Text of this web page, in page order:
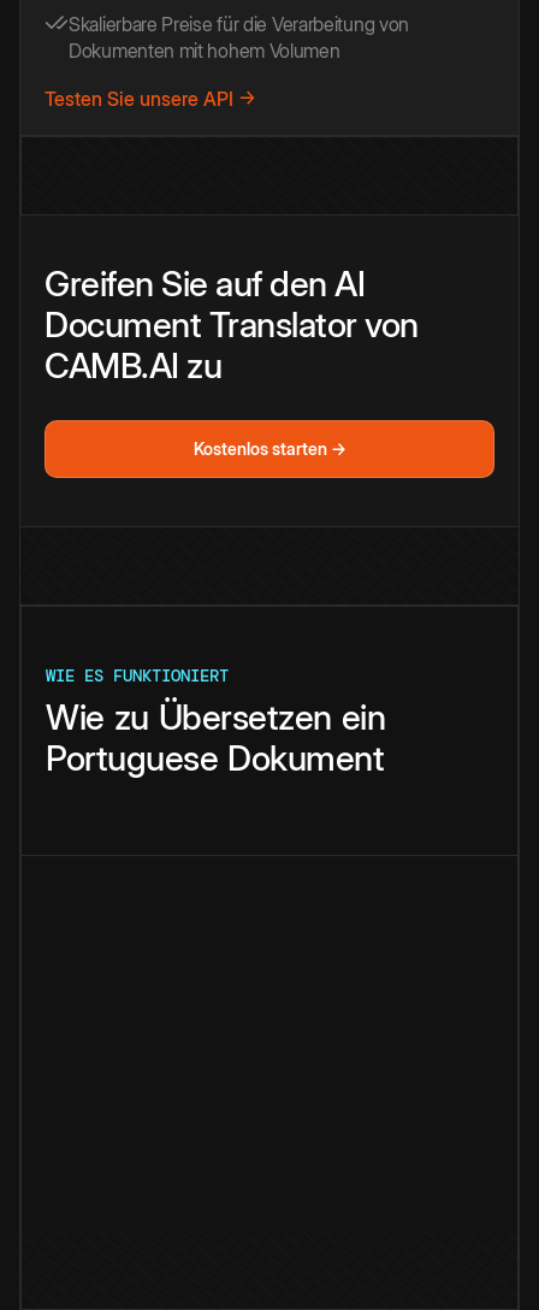
Skalierbare Preise für die Verarbeitung von
Dokumenten mit hohem Volumen
Testen Sie unsere API →
Greifen Sie auf den AI
Document Translator von
CAMB.AI zu
Kostenlos starten →
WIE ES FUNKTIONIERT
Wie zu Übersetzen ein
Portuguese Dokument